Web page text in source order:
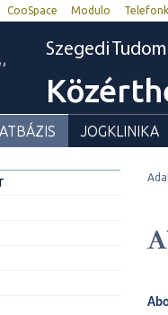
CooSpace Modulo
Szegedi
JOGKLINIKA